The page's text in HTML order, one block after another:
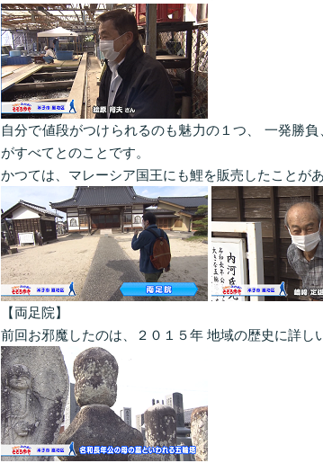
自分で値段がつけられるのも魅力の１つ、 一発勝
がすべてとのことです。
かつては、マレーシア国王にも鯉を販売したことがあ
【両足院】
前回お邪魔したのは、２０１５年 地域の歴史に詳